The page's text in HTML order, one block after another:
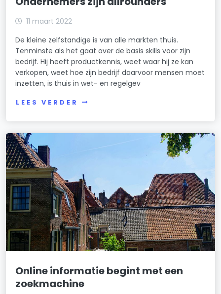
11 maart 2022
De kleine zelfstandige is van alle markten thuis.
Tenminste als het gaat over de basis skills voor zijn
bedrijf. Hij heeft productkennis, weet waar hij ze kan
verkopen, weet hoe zijn bedrijf daarvoor mensen moet
inzetten, is thuis in wet- en regelgev
LEES VERDER
Online informatie begint met een
zoekmachine